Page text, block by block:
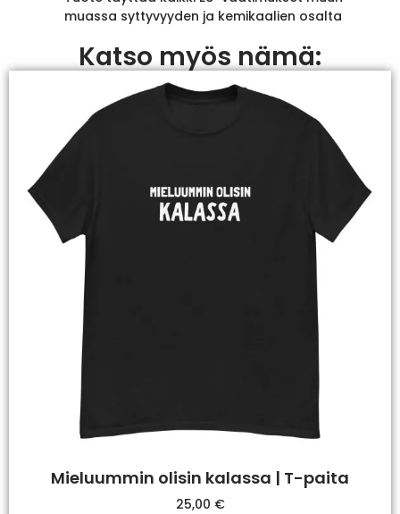
muassa syttyvyyden ja kemikaalien osalta
Katso myös nämä:
Mieluummin olisin kalassa | T-paita
25,00 €